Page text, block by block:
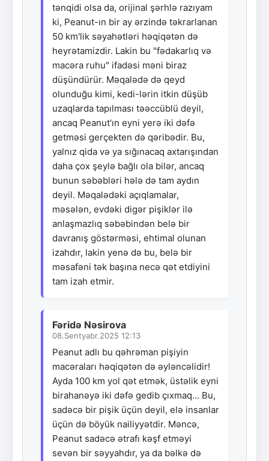
tənqidi olsa da, orijinal şərhlə razıyam
ki, Peanut-ın bir ay ərzində təkrarlanan
50 km'lik səyahətləri həqiqətən də
heyrətamizdir. Lakin bu "fədakarlıq və
macəra ruhu" ifadəsi məni biraz
düşündürür. Məqalədə də qeyd
olunduğu kimi, kedi-lərin itkin düşüb
uzaqlarda tapılması təəccüblü deyil,
ancaq Peanut'ın eyni yerə iki dəfə
getməsi gerçekten də qəribədir. Bu,
yalnız qida və ya sığınacaq axtarışından
daha çox şeylə bağlı ola bilər, ancaq
bunun səbəbləri hələ də tam aydın
deyil. Məqalədəki açıqlamalar,
məsələn, evdəki digər pişiklər ilə
anlaşmazlıq səbəbindən belə bir
davranış göstərməsi, ehtimal olunan
izahdır, lakin yenə də bu, belə bir
məsafəni tək başına necə qət etdiyini
tam izah etmir.
Fəridə Nəsirova
08.Sentyabr.2025 12:13
Peanut adlı bu qəhrəman pişiyin
macəraları həqiqətən də əyləncəlidir!
Ayda 100 km yol qət etmək, üstəlik eyni
birahanəyə iki dəfə gedib çıxmaq... Bu,
sadəcə bir pişik üçün deyil, elə insanlar
üçün də böyük nailiyyətdir. Məncə,
Peanut sadəcə ətrafı kəşf etməyi
sevən bir səyyahdır, ya da bəlkə də